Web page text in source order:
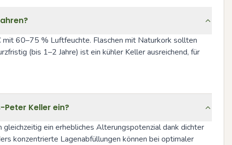
60–75 % Luftfeuchte. Flaschen mit Naturkork sollten
(bis 1–2 Jahre) ist ein kühler Keller ausreichend, für
Keller ein?
ein erhebliches Alterungspotenzial dank dichter
konzentrierte Lagenabfüllungen können bei optimaler